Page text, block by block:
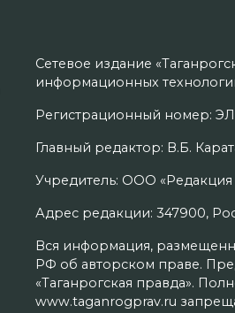
Сетевое издание
информационных
Регистрационный номер:
Главный редактор: В.Б.
Учредитель: ООО «Редакция
Адрес редакции: 347900,
Вся информация,
РФ об авторском праве.
«Таганрогская правда».
www.taganrogprav.ru